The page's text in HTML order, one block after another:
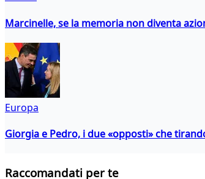
Marcinelle, se la memoria non diventa
Europa
Giorgia e Pedro, i due «opposti» che
Raccomandati per te